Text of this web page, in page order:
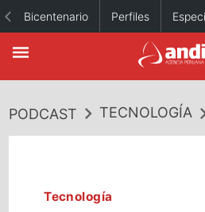
Bicentenario Perfiles
PODCAST TECNOLOGÍA
Tecnología